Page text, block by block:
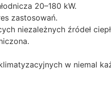
20–180 kW.
zastosowań.
niezależnych źródeł
w niemal